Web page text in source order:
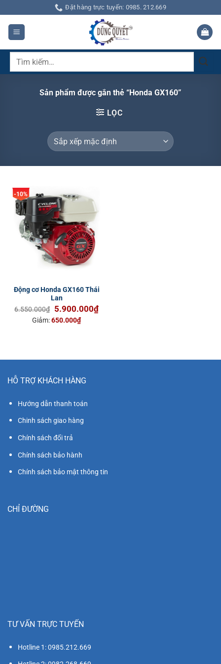
qua
dung
Đặt hàng trực tuyến: 0985. 212.669
Tìm
Sản phẩm được gắn thẻ “Honda GX160”
LỌC
-10%
Động cơ Honda GX160 Thái
Lan
6.550.000₫ Giá
gốc
5.900.000₫Giá
Giảm:650.000₫
HỖ TRỢ KHÁCH HÀNG
Hướng dẫn thanh toán
Chinh sách giao hàng
Chính sách đổi trả
Chính sách bảo hành
Chính sách bảo mật thông tin
CHỈ ĐƯỜNG
TƯ VẤN TRỰC TUYẾN
Hotline 1: 0985.212.669